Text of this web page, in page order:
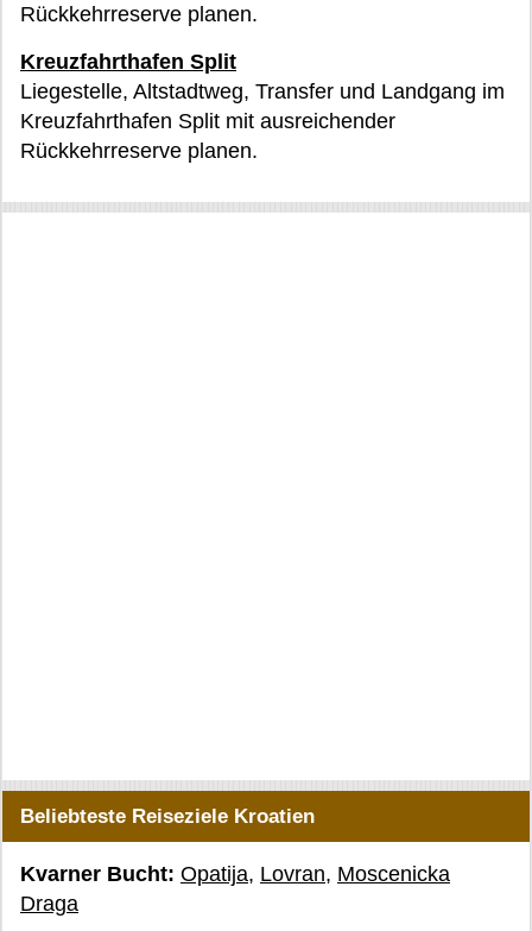
Rückkehrreserve planen.
Kreuzfahrthafen Split
Liegestelle, Altstadtweg, Transfer und Landgang im
Kreuzfahrthafen Split mit ausreichender
Rückkehrreserve planen.
Beliebteste Reiseziele Kroatien
Kvarner Bucht: Opatija, Lovran, Moscenicka
Draga